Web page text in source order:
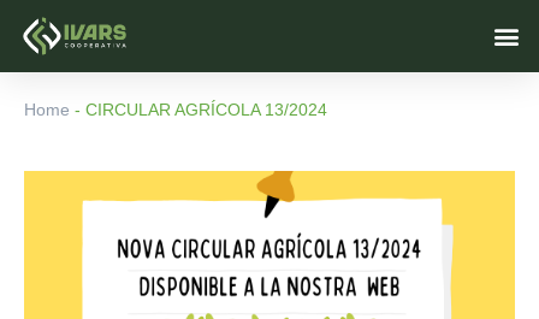
Home - CIRCULAR AGRÍCOLA 13/2024